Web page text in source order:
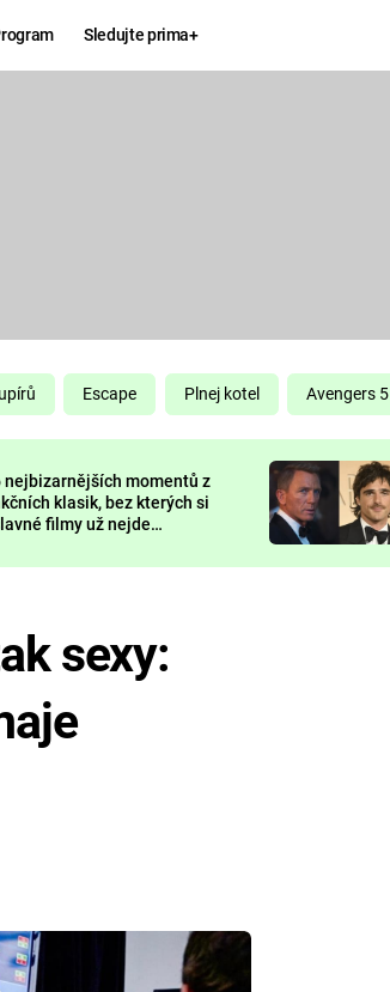
Sledujte prima+
KOMEDIE
CHUCK
NORRIS
DEADPOOL
Escape Plnej kotel Avengers 5
nejbizarnějších momentů z
klasik, bez kterých si
filmy už nejde
sexy: